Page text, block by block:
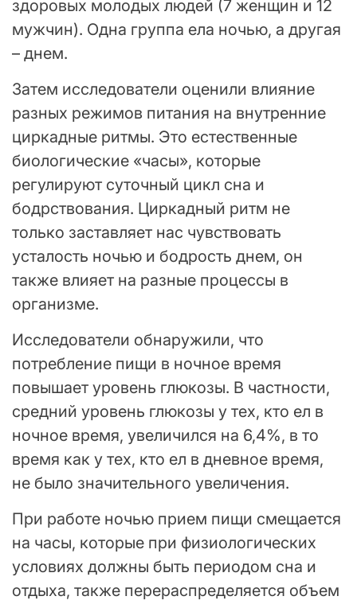
здоровых молодых людей (7 женщин и 12
мужчин). Одна группа ела ночью, а другая
– днем.
Затем исследователи оценили влияние
разных режимов питания на внутренние
циркадные ритмы. Это естественные
биологические «часы», которые
регулируют суточный цикл сна и
бодрствования. Циркадный ритм не
только заставляет нас чувствовать
усталость ночью и бодрость днем, он
также влияет на разные процессы в
организме.
Исследователи обнаружили, что
потребление пищи в ночное время
повышает уровень глюкозы. В частности,
средний уровень глюкозы у тех, кто ел в
ночное время, увеличился на 6,4%, в то
время как у тех, кто ел в дневное время,
не было значительного увеличения.
При работе ночью прием пищи смещается
на часы, которые при физиологических
условиях должны быть периодом сна и
отдыха, также перераспределяется объем